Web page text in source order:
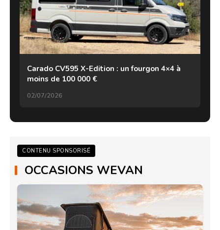
Carado CV595 X-Edition : un fourgon 4×4 à
moins de 100 000 €
02/07/2026
CONTENU SPONSORISÉ
OCCASIONS WEVAN